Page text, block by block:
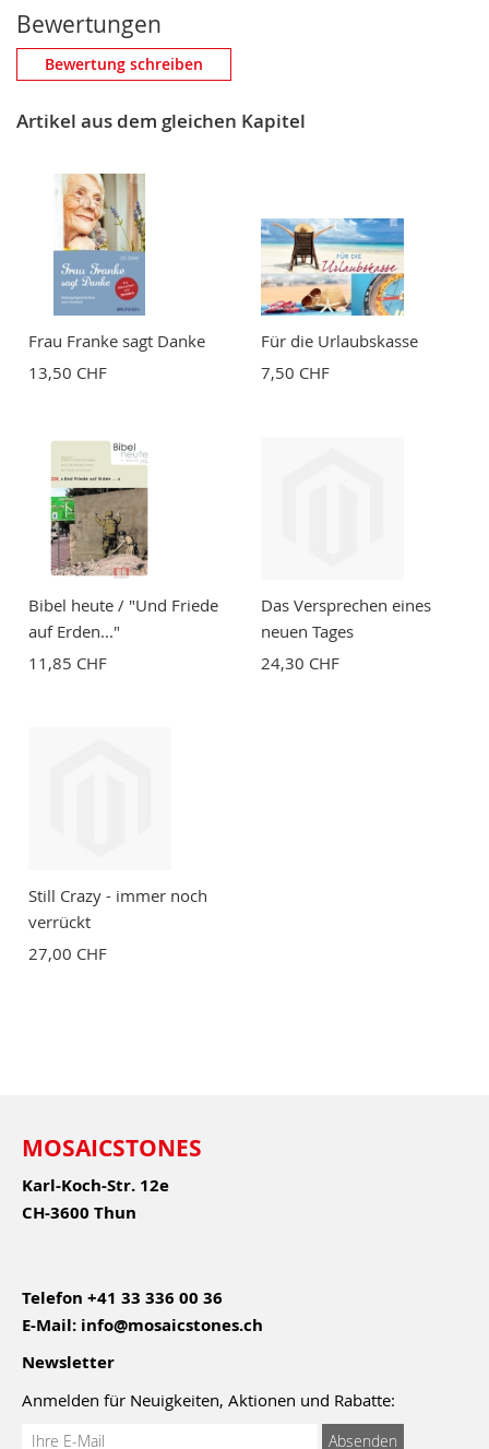
Bewertungen
Eigene Bewertung schreiben
Nickname
Zusammenfassung
Bewertung
Bewertung schreiben
Artikel aus dem gleichen Kapitel
Frau Franke sagt Danke
13,50 CHF
Für die Urlaubskasse
7,50 CHF
Bibel heute / "Und Friede
auf Erden..."
11,85 CHF
Das Versprechen eines
neuen Tages
24,30 CHF
Still Crazy - immer noch
verrückt
27,00 CHF
MOSAICSTONES
Karl-Koch-Str. 12e
CH-3600 Thun
Telefon +41 33 336 00 36
E-Mail: info@mosaicstones.ch
Newsletter
Anmelden für Neuigkeiten, Aktionen und Rabatte:
Anmeldung
Absenden